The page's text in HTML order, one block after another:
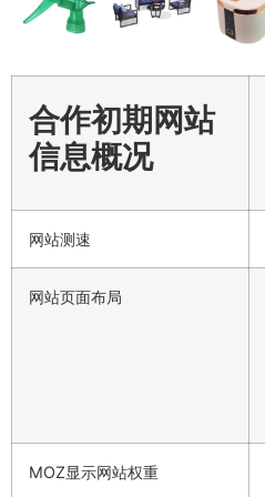
合作初期网站
信息概况
网站测速
网站页面布局
MOZ显示网站权重